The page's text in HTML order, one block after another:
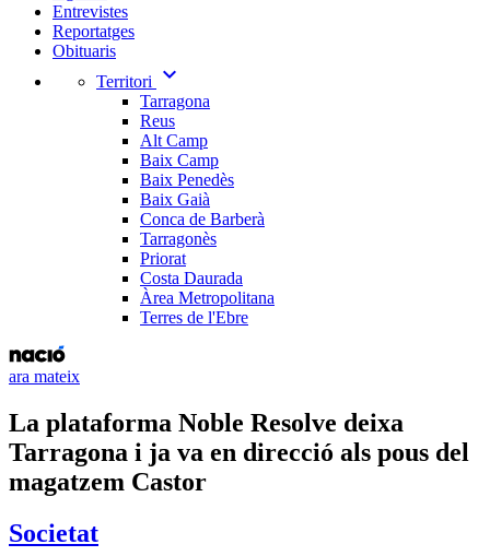
Entrevistes
Reportatges
Obituaris
Territori
expand_more
Tarragona
Reus
Alt Camp
Baix Camp
Baix Penedès
Baix Gaià
Conca de Barberà
Tarragonès
Priorat
Costa Daurada
Àrea Metropolitana
Terres de l'Ebre
ara mateix
La plataforma Noble Resolve deixa
Tarragona i ja va en direcció als pous del
magatzem Castor
Societat